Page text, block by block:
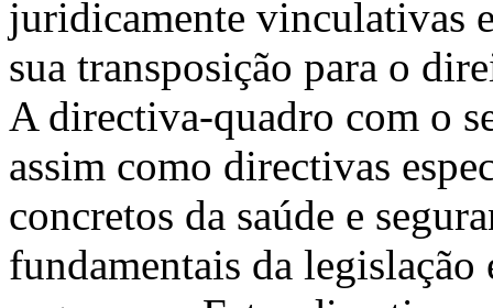
juridicamente vinculativas
sua transposição para o
A directiva-quadro com o
assim como directivas
concretos da saúde e
fundamentais da legislação